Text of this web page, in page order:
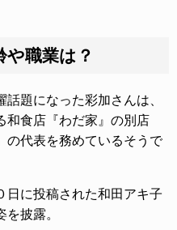
や職業は？
題になった彩加さんは、
和食店『わだ家』の別店
の代表を務めているそうで
日に投稿された和田アキ子
披露。